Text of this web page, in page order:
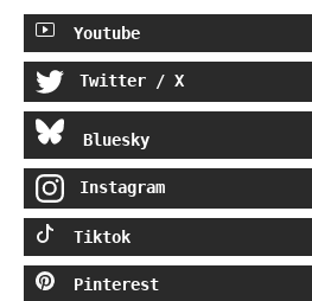
Youtube
Twitter / X
Bluesky
Instagram
Tiktok
Pinterest